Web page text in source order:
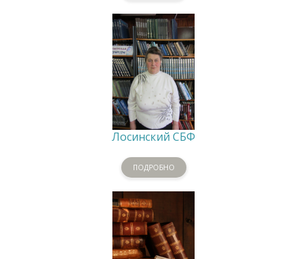
Лосинский СБФ
ПОДРОБНО